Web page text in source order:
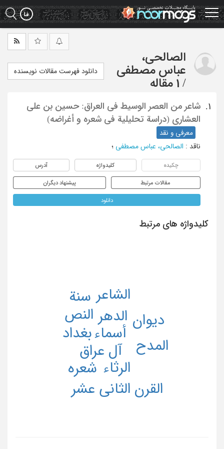
Skip
to
main
الصالحی،
عباس مصطفی
/ 1 مقاله
دانلود فهرست مقالات نویسنده
1.
شاعر من العصر الوسیط فی العراق: حسین بن علی
العشاری (دراسة تحلیلیة فی شعره و أغراضه)
معرفی و نقد
ناقد : الصالحی، عباس مصطفی ؛
چکیده کلیدواژه آدرس
مقالات مرتبط پیشنهاد دیگران
دانلود
کلیدواژه های مرتبط
أسماء
آل عراق
الدهر
الرثاء
الشاعر
القرن الثانی عشر
المدح
النص
بغداد
دیوان
سنة
شعره